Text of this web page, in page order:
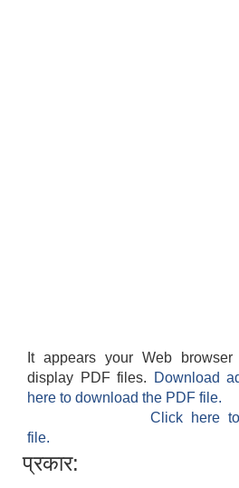
It appears your Web
display PDF files.
Download
here to download the PDF file.
Click here
file.
प्रकार: